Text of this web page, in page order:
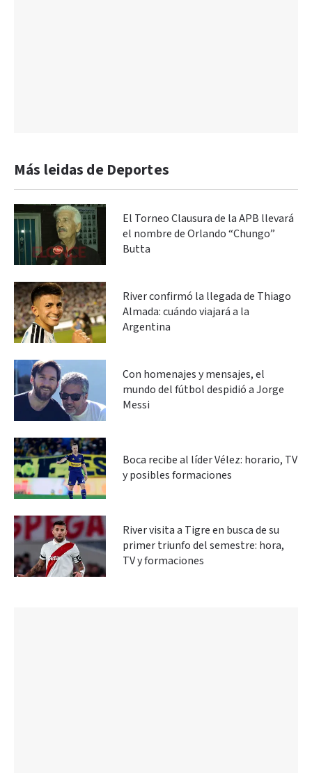
Más leidas de Deportes
El Torneo Clausura de la APB llevará
el nombre de Orlando “Chungo”
Butta
River confirmó la llegada de Thiago
Almada: cuándo viajará a la
Argentina
Con homenajes y mensajes, el
mundo del fútbol despidió a Jorge
Messi
Boca recibe al líder Vélez: horario, TV
y posibles formaciones
River visita a Tigre en busca de su
primer triunfo del semestre: hora,
TV y formaciones